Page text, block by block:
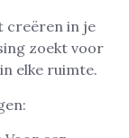
creëren in je
zoekt voor
elke ruimte.